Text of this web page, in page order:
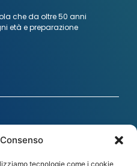
tecnologie come i cookie
che da oltre 50 anni
età e preparazione